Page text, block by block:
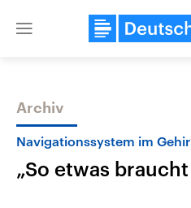
Close
Themen
Archiv
Navigationssystem im
„So etwas